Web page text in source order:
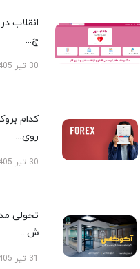
انقلاب
چ...
30 تیر 1405
کدام
روی...
30 تیر 1405
تحولی
ش...